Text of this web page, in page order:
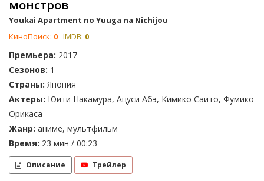
монстров
Youkai Apartment no Yuuga na Nichijou
КиноПоиск: 0 IMDB: 0
Премьера: 2017
Сезонов: 1
Страны: Япония
Актеры: Юити Накамура, Ацуси Абэ, Кимико Саито, Фумико
Орикаса
Жанр: аниме, мультфильм
Время: 23 мин / 00:23
Описание Трейлер